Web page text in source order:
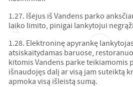
1.27. Išėjus iš Vandens parko
laiko limito, pinigai lankytojui
1.28. Elektroninę apyrankę
atsiskaitydamas baruose,
kitomis Vandens parke teikiamomis
išnaudojęs dalį ar visą jam suteiktą
apmoka visą išleistą sumą.